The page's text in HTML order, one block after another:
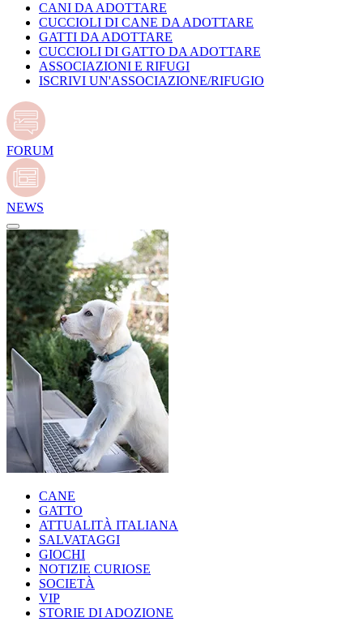
CANI DA ADOTTARE
CUCCIOLI DI CANE DA ADOTTARE
GATTI DA ADOTTARE
CUCCIOLI DI GATTO DA ADOTTARE
ASSOCIAZIONI E RIFUGI
ISCRIVI UN'ASSOCIAZIONE/RIFUGIO
FORUM
NEWS
CANE
GATTO
ATTUALITÀ ITALIANA
SALVATAGGI
GIOCHI
NOTIZIE CURIOSE
SOCIETÀ
VIP
STORIE DI ADOZIONE